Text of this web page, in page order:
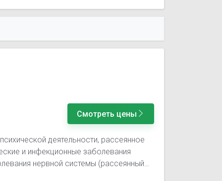
Смотреть цены
деятельности, рассеянное
и инфекционные заболевания
нервной системы (рассеянный
почек; сердечно-сосудистые